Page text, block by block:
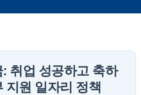
취업 성공하고 축하
지원 일자리 정책